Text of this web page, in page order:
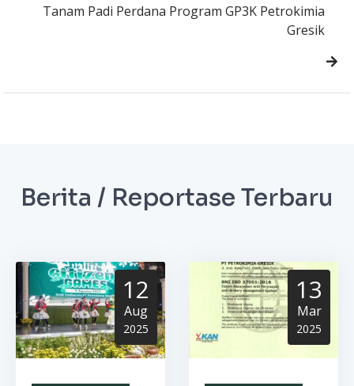
Tanam Padi Perdana Program GP3K Petrokimia
Gresik
Berita / Reportase Terbaru
12
Aug
2025
13
Mar
2025